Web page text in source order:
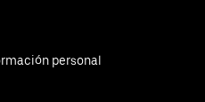
personal